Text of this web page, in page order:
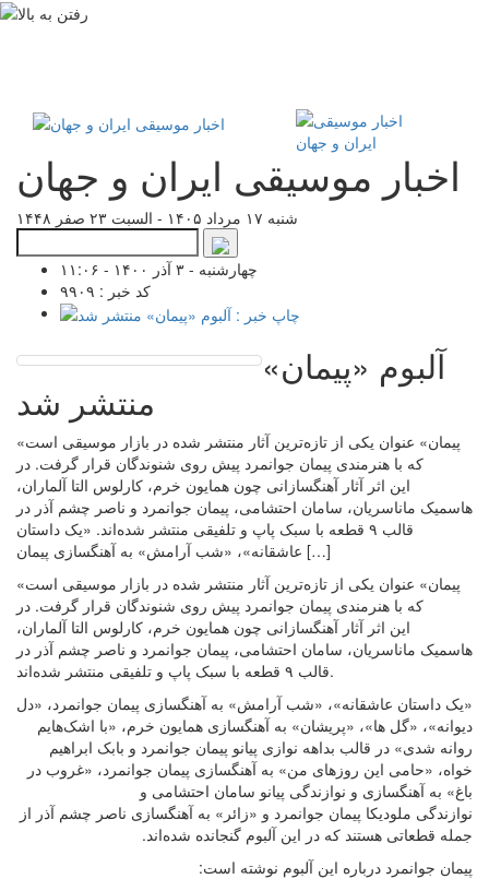
اخبار موسیقی ایران و جهان
شنبه ۱۷ مرداد ۱۴۰۵ - السبت ۲۳ صفر ۱۴۴۸
چهارشنبه - ۳ آذر ۱۴۰۰ - ۱۱:۰۶
کد خبر : ۹۹۰۹
آلبوم «پیمان»
منتشر شد
«پیمان» عنوان یکی از تازه‌ترین آثار منتشر شده در بازار موسیقی است
که با هنرمندی پیمان جوانمرد پیش روی شنوندگان قرار گرفت. در
این اثر آثار آهنگسازانی چون همایون خرم، کارلوس التا آلماران،
هاسمیک ماناسریان، سامان احتشامی، پیمان جوانمرد و ناصر چشم آذر در
قالب ۹ قطعه با سبک پاپ و تلفیقی منتشر شده‌اند. «یک داستان
عاشقانه»، «شب آرامش» به آهنگسازی پیمان […]
«پیمان» عنوان یکی از تازه‌ترین آثار منتشر شده در بازار موسیقی است
که با هنرمندی پیمان جوانمرد پیش روی شنوندگان قرار گرفت. در
این اثر آثار آهنگسازانی چون همایون خرم، کارلوس التا آلماران،
هاسمیک ماناسریان، سامان احتشامی، پیمان جوانمرد و ناصر چشم آذر در
قالب ۹ قطعه با سبک پاپ و تلفیقی منتشر شده‌اند.
«یک داستان عاشقانه»، «شب آرامش» به آهنگسازی پیمان جوانمرد، «دل
دیوانه»، «گل ها»، «پریشان» به آهنگسازی همایون خرم، «با اشک‌هایم
روانه شدی» در قالب بداهه نوازی پیانو پیمان جوانمرد و بابک ابراهیم
خواه، «حامی این روزهای من» به آهنگسازی پیمان جوانمرد، «غروب در
باغ» به آهنگسازی و نوازندگی پیانو سامان احتشامی و
نوازندگی ملودیکا پیمان جوانمرد و «زائر» به آهنگسازی ناصر چشم آذر از
جمله قطعاتی هستند که در این آلبوم گنجانده شده‌اند.
پیمان جوانمرد درباره این آلبوم نوشته است: